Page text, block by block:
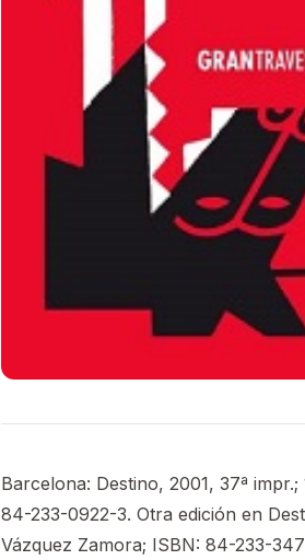
Barcelona: Destino, 2001, 37ª
84-233-0922-3. Otra edición en
Vázquez Zamora; ISBN: 84-233-